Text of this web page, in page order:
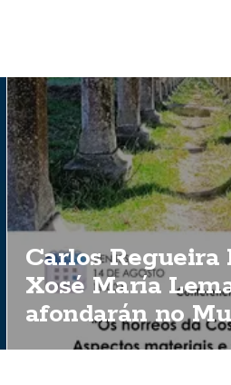
Carlos Regueira
Xosé María
afondarán no
Corme sobre a